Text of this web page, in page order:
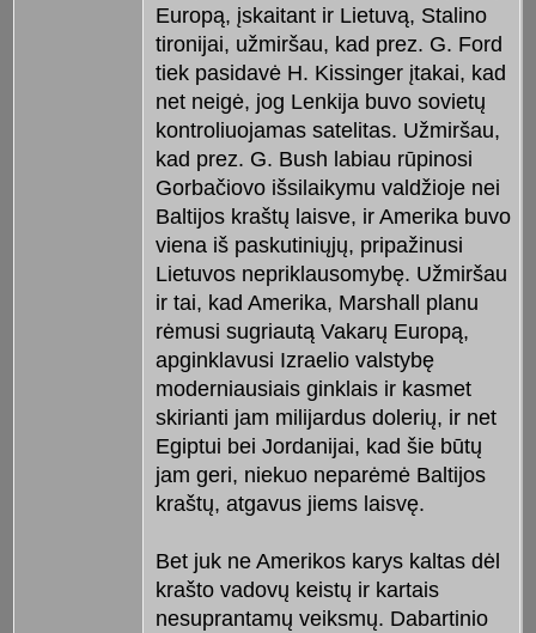
Europą, įskaitant ir Lietuvą, Stalino
tironijai, užmiršau, kad prez. G. Ford
tiek pasidavė H. Kissinger įtakai, kad
net neigė, jog Lenkija buvo sovietų
kontroliuojamas satelitas. Užmiršau,
kad prez. G. Bush labiau rūpinosi
Gorbačiovo išsilaikymu valdžioje nei
Baltijos kraštų laisve, ir Amerika buvo
viena iš paskutiniųjų, pripažinusi
Lietuvos nepriklausomybę. Užmiršau
ir tai, kad Amerika, Marshall planu
rėmusi sugriautą Vakarų Europą,
apginklavusi Izraelio valstybę
moderniausiais ginklais ir kasmet
skirianti jam milijardus dolerių, ir net
Egiptui bei Jordanijai, kad šie būtų
jam geri, niekuo neparėmė Baltijos
kraštų, atgavus jiems laisvę.
Bet juk ne Amerikos karys kaltas dėl
krašto vadovų keistų ir kartais
nesuprantamų veiksmų. Dabartinio